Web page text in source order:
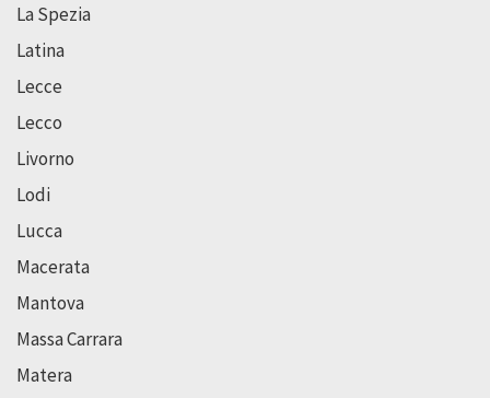
La Spezia
Latina
Lecce
Lecco
Livorno
Lodi
Lucca
Macerata
Mantova
Massa Carrara
Matera